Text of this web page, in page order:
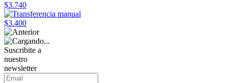
$3.740
$3.400
Suscribite a
nuestro
newsletter